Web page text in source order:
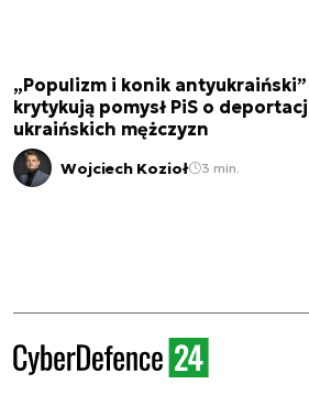
„Populizm i konik
krytykują pomysł PiS o
ukraińskich mężczyzn
Wojciech Kozioł 3 min.